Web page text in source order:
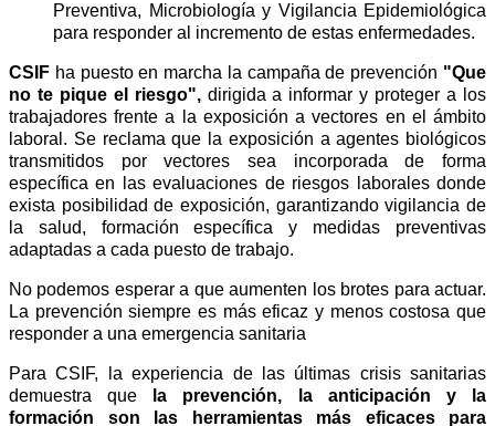
Preventiva, Microbiología y Vigilancia Epidemiológica
para responder al incremento de estas enfermedades.
CSIF ha puesto en marcha la campaña de prevención "Que
no te pique el riesgo", dirigida a informar y proteger a los
trabajadores frente a la exposición a vectores en el ámbito
laboral. Sereclama que la exposición a agentes biológicos
transmitidos por vectores sea incorporada de forma
específica en las evaluaciones de riesgos laborales donde
exista posibilidad de exposición, garantizando vigilancia de
la salud, formación específica y medidas preventivas
adaptadas a cada puesto de trabajo.
No podemos esperar a que aumenten los brotes para actuar.
La prevención siempre es más eficaz y menos costosa que
responder a una emergencia sanitaria
Para CSIF, la experiencia de las últimas crisis sanitarias
demuestra que
la prevención, la anticipación y la
formación son las herramientas más eficaces para